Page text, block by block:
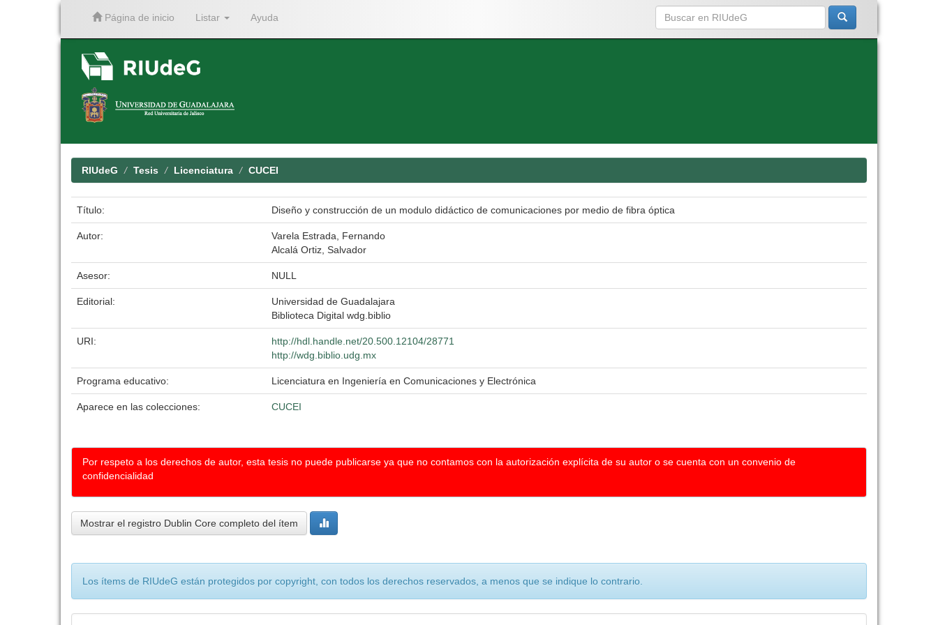
Página de inicio Listar Ayuda
RIUdeG Tesis Licenciatura CUCEI
Título: Diseño y construcción de un modulo didáctico de comunicaciones por medio de fibra óptica
Autor:
Varela Estrada, Fernando
Alcalá Ortiz, Salvador
Asesor: NULL
Editorial:
Universidad de Guadalajara
Biblioteca Digital wdg.biblio
URI:
http://hdl.handle.net/20.500.12104/28771
http://wdg.biblio.udg.mx
Programa educativo: Licenciatura en Ingeniería en Comunicaciones y Electrónica
Aparece en las colecciones: CUCEI
Por respeto a los derechos de autor, esta tesis no puede publicarse ya que no contamos con la autorización explícita de su autor o se cuenta con un convenio de
confidencialidad
Mostrar el registro Dublin Core completo del ítem
Los ítems de RIUdeG están protegidos por copyright, con todos los derechos reservados, a menos que se indique lo contrario.